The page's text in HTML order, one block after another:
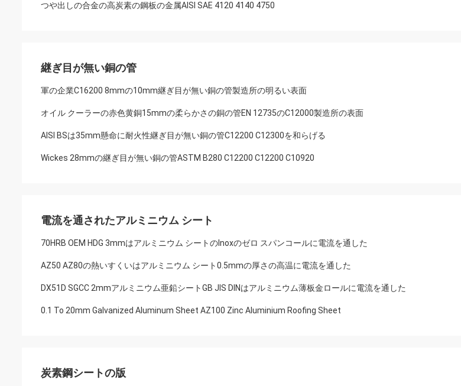
つや出しの合金の高炭素の鋼板の金属AISI SAE 4120 4140 4750
継ぎ目が無い銅の管
軍の企業C16200 8mmの10mm継ぎ目が無い銅の管製造所の明るい表面
オイル クーラーの赤色黄銅15mmの柔らかさの銅の管EN 12735のC12000製造所の表面
AISI BSは35mm懸命に耐火性継ぎ目が無い銅の管C12200 C12300を和らげる
Wickes 28mmの継ぎ目が無い銅の管ASTM B280 C12200 C12200 C10920
電流を通されたアルミニウム シート
70HRB OEM HDG 3mmはアルミニウム シートのInoxのゼロ スパンコールに電流を通した
AZ50 AZ80の熱いすくいはアルミニウム シート0.5mmの厚さの高温に電流を通した
DX51D SGCC 2mmアルミニウム亜鉛シートGB JIS DINはアルミニウム薄板金ロールに電流を通した
0.1 To 20mm Galvanized Aluminum Sheet AZ100 Zinc Aluminium Roofing Sheet
炭素鋼シートの版